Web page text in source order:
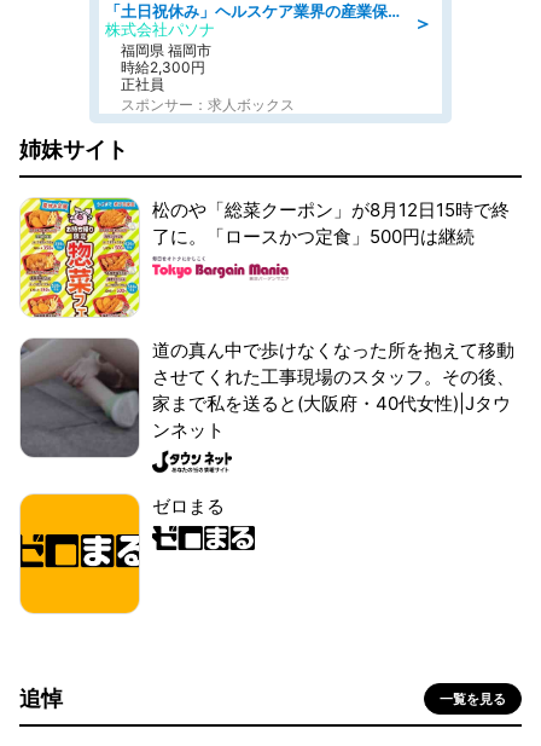
＞
「土日祝休み」ヘルスケア業界の産業保健師/高時給/未経験OK/要資格:保健師、正看護師
株式会社パソナ
福岡県 福岡市
時給2,300円
正社員
スポンサー：求人ボックス
姉妹サイト
松のや「総菜クーポン」が8月12日15時で終
了に。「ロースかつ定食」500円は継続
道の真ん中で歩けなくなった所を抱えて移動
させてくれた工事現場のスタッフ。その後、
家まで私を送ると(大阪府・40代女性)|Jタウ
ンネット
ゼロまる
追悼 一覧を見る